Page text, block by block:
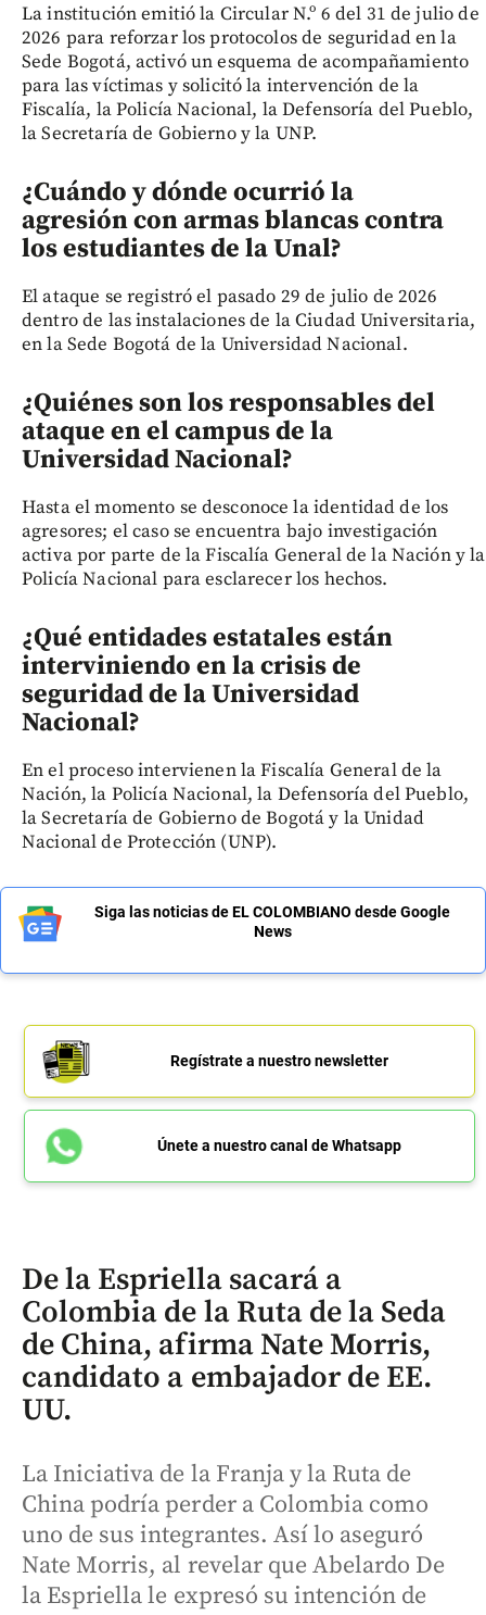
La institución emitió la Circular N.º 6 del 31 de julio de
2026 para reforzar los protocolos de seguridad en la
Sede Bogotá, activó un esquema de acompañamiento
para las víctimas y solicitó la intervención de la
Fiscalía, la Policía Nacional, la Defensoría del Pueblo,
la Secretaría de Gobierno y la UNP.
¿Cuándo y dónde ocurrió la
agresión con armas blancas contra
los estudiantes de la Unal?
El ataque se registró el pasado 29 de julio de 2026
dentro de las instalaciones de la Ciudad Universitaria,
en la Sede Bogotá de la Universidad Nacional.
¿Quiénes son los responsables del
ataque en el campus de la
Universidad Nacional?
Hasta el momento se desconoce la identidad de los
agresores; el caso se encuentra bajo investigación
activa por parte de la Fiscalía General de la Nación y la
Policía Nacional para esclarecer los hechos.
¿Qué entidades estatales están
interviniendo en la crisis de
seguridad de la Universidad
Nacional?
En el proceso intervienen la Fiscalía General de la
Nación, la Policía Nacional, la Defensoría del Pueblo,
la Secretaría de Gobierno de Bogotá y la Unidad
Nacional de Protección (UNP).
Siga las noticias de EL COLOMBIANO desde Google
News
Regístrate a nuestro newsletter
Únete a nuestro canal de Whatsapp
De la Espriella sacará a
Colombia de la Ruta de la Seda
de China, afirma Nate Morris,
candidato a embajador de EE.
UU.
La Iniciativa de la Franja y la Ruta de
China podría perder a Colombia como
uno de sus integrantes. Así lo aseguró
Nate Morris, al revelar que Abelardo De
la Espriella le expresó su intención de